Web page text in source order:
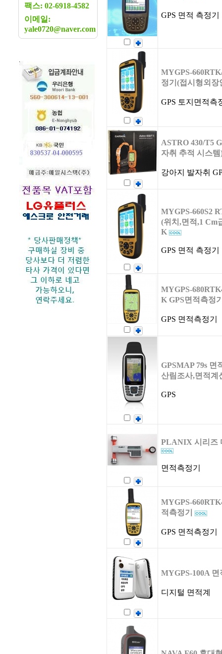
팩스: 02-6918-4582
이메일:
yale0720@naver.com
GPS 면적 측정기
MYGPS-
정기(접시형외장
GPS 토지면적측
ASTRO 430/T5
자취 추적 시스템
강아지 발자취
MYGPS-660S2
(위치,면적,1 Cm
K
GPS 면적 측정기
MYGPS-
K GPS면적측정
GPS 면적측정기
GPSMAP 79s 면
산림조사,면적계
GPS
PLANIX 시리즈
면적측정기
MYGPS-
적측정기
GPS 면적측정기
MYGPS-100A
디지털 면적계